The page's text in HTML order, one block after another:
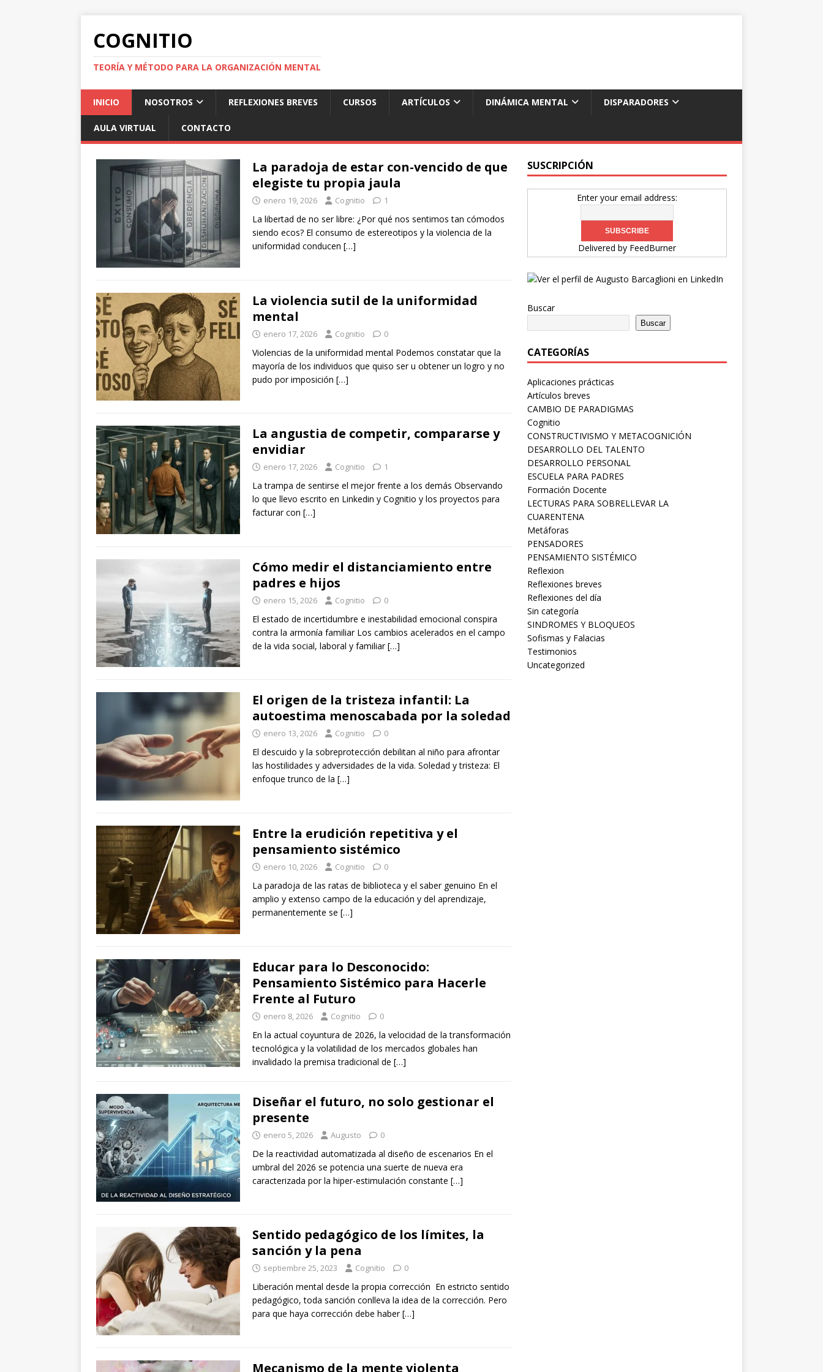
COGNITIO
TEORÍA Y MÉTODO PARA LA ORGANIZACIÓN MENTAL
INICIO NOSOTROS REFLEXIONES BREVES CURSOS ARTÍCULOS DINÁMICA MENTAL DISPARADORES
AULA VIRTUAL CONTACTO
La paradoja de estar con-vencido de que
elegiste tu propia jaula
enero 19, 2026 Cognitio 1
La libertad de no ser libre: ¿Por qué nos sentimos tan cómodos
siendo ecos? El consumo de estereotipos y la violencia de la
uniformidad conducen […]
La violencia sutil de la uniformidad
mental
enero 17, 2026 Cognitio 0
Violencias de la uniformidad mental Podemos constatar que la
mayoría de los individuos que quiso ser u obtener un logro y no
pudo por imposición […]
La angustia de competir, compararse y
envidiar
enero 17, 2026 Cognitio 1
La trampa de sentirse el mejor frente a los demás Observando
lo que llevo escrito en Linkedin y Cognitio y los proyectos para
facturar con […]
Cómo medir el distanciamiento entre
padres e hijos
enero 15, 2026 Cognitio 0
El estado de incertidumbre e inestabilidad emocional conspira
contra la armonía familiar Los cambios acelerados en el campo
de la vida social, laboral y familiar[…]
El origen de la tristeza infantil: La
autoestima menoscabada por la soledad
enero 13, 2026 Cognitio 0
El descuido y la sobreprotección debilitan al niño para afrontar
las hostilidades y adversidades de la vida. Soledad y tristeza: El
enfoque trunco de la […]
Entre la erudición repetitiva y el
pensamiento sistémico
enero 10, 2026 Cognitio 0
La paradoja de las ratas de biblioteca y el saber genuino En el
amplio y extenso campo de la educación y del aprendizaje,
permanentemente se […]
Educar para lo Desconocido:
Pensamiento Sistémico para Hacerle
Frente al Futuro
enero 8, 2026 Cognitio 0
En la actual coyuntura de 2026, la velocidad de la transformación
tecnológica y la volatilidad de los mercados globales han
invalidado la premisa tradicional de […]
Diseñar el futuro, no solo gestionar el
presente
enero 5, 2026 Augusto 0
De la reactividad automatizada al diseño de escenarios En el
umbral del 2026 se potencia una suerte de nueva era
caracterizada por la hiper-estimulación constante […]
Sentido pedagógico de los límites, la
sanción y la pena
septiembre 25, 2023 Cognitio 0
Liberación mental desde la propia corrección En estricto sentido
pedagógico, toda sanción conlleva la idea de la corrección. Pero
para que haya corrección debe haber[…]
Mecanismo de la mente violenta
SUSCRIPCIÓN
Enter your email address:
Delivered by FeedBurner
Buscar
Buscar
CATEGORÍAS
Aplicaciones prácticas
Artículos breves
CAMBIO DE PARADIGMAS
Cognitio
CONSTRUCTIVISMO Y METACOGNICIÓN
DESARROLLO DEL TALENTO
DESARROLLO PERSONAL
ESCUELA PARA PADRES
Formación Docente
LECTURAS PARA SOBRELLEVAR LA
CUARENTENA
Metáforas
PENSADORES
PENSAMIENTO SISTÉMICO
Reflexion
Reflexiones breves
Reflexiones del día
Sin categoría
Sofismas y Falacias
Testimonios
Uncategorized